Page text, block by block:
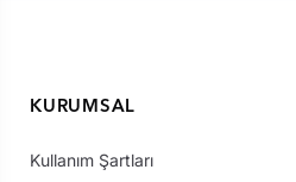
KURUMSAL
Kullanım Şartları